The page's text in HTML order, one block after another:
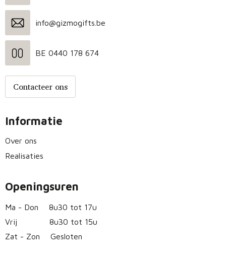
info@gizmogifts.be
BE 0440 178 674
Contacteer ons
Informatie
Over ons
Realisaties
Openingsuren
Ma - Don
8u30 tot 17u
Vrij
8u30 tot 15u
Zat - Zon
Gesloten